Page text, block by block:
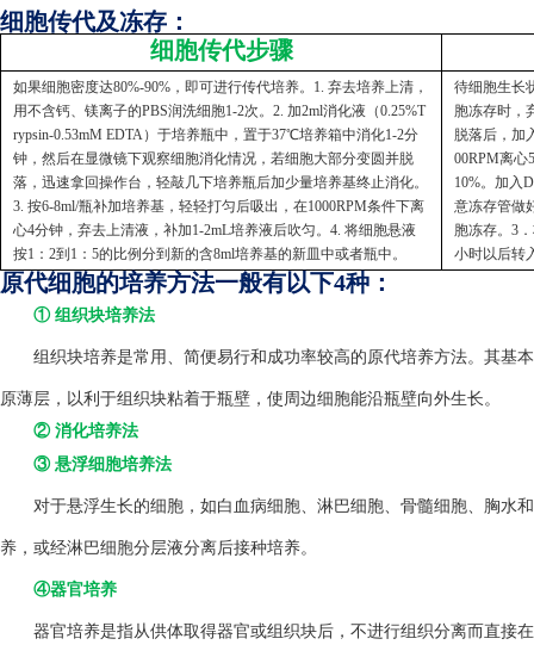
细胞传代及冻存：
细胞传代步骤
如果细胞密度达80%-90%，即可进行传代培养。1. 弃去培养上清，
用不含钙、镁离子的PBS润洗细胞1-2次。2. 加2ml消化液（0.25%T
rypsin-0.53mM EDTA）于培养瓶中，置于37℃培养箱中消化1-2分
钟，然后在显微镜下观察细胞消化情况，若细胞大部分变圆并脱
落，迅速拿回操作台，轻敲几下培养瓶后加少量培养基终止消化。
3. 按6-8ml/瓶补加培养基，轻轻打匀后吸出，在1000RPM条件下离
心4分钟，弃去上清液，补加1-2mL培养液后吹匀。4. 将细胞悬液
按1：2到1：5的比例分到新的含8ml培养基的新皿中或者瓶中。
待细胞生长
胞冻存时，
脱落后，加
00RPM离心
10%。加入
意冻存管做
胞冻存。3
小时以后转
原代细胞的培养方法一般有以下4种：
① 组织块培养法
组织块培养是常用、简便易行和成功率较高的原代培养方法。其基
原薄层，以利于组织块粘着于瓶壁，使周边细胞能沿瓶壁向外生长。
② 消化培养法
③ 悬浮细胞培养法
对于悬浮生长的细胞，如白血病细胞、淋巴细胞、骨髓细胞、胸水
养，或经淋巴细胞分层液分离后接种培养。
④器官培养
器官培养是指从供体取得器官或组织块后，不进行组织分离而直接